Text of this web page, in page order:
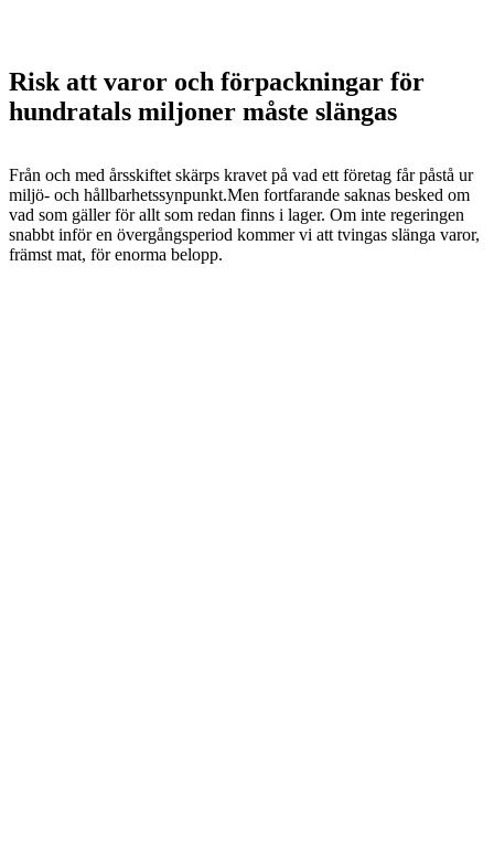
Risk att varor och förpackningar för
hundratals miljoner måste slängas
Från och med årsskiftet skärps kravet på vad ett företag får påstå ur
miljö- och hållbarhetssynpunkt.Men fortfarande saknas besked om
vad som gäller för allt som redan finns i lager. Om inte regeringen
snabbt inför en övergångsperiod kommer vi att tvingas slänga varor,
främst mat, för enorma belopp.